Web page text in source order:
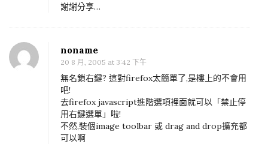
謝謝分享…
noname
20 8 月, 2005 at 3:42 下午
無名鎖右鍵? 這對firefox太簡單了,是樓上的不會用
吧!
去firefox javascript進階選項裡面就可以「禁止停
用右鍵選單」啦!
不然,裝個image toolbar 或 drag and drop擴充都
可以啊